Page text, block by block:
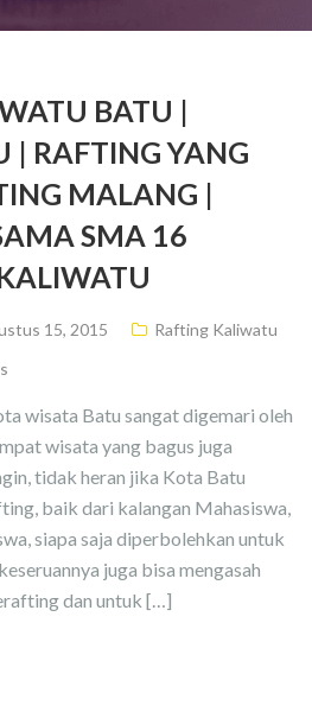
BATU |
| RAFTING YANG
MALANG |
SMA 16
15, 2015
Rafting Kaliwatu
wisata Batu sangat digemari oleh
wisata yang bagus juga
tidak heran jika Kota Batu
baik dari kalangan Mahasiswa,
siapa saja diperbolehkan untuk
juga bisa mengasah
dan untuk […]